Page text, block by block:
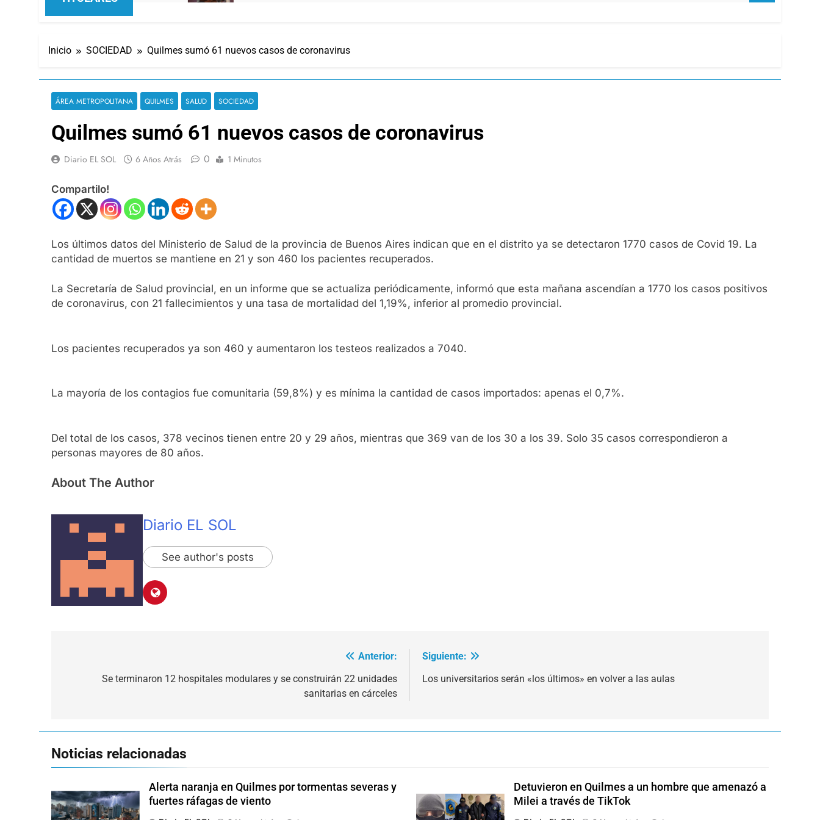
Inicio SOCIEDAD Quilmes sumó 61 nuevos casos de coronavirus
ÁREA METROPOLITANA QUILMES SALUD SOCIEDAD
Quilmes sumó 61 nuevos casos de coronavirus
Diario EL SOL 6 Años Atrás 0 1 Minutos
Compartilo!
Los últimos datos del Ministerio de Salud de la provincia de Buenos Aires indican que en el distrito ya se detectaron 1770 casos de Covid 19. La
cantidad de muertos se mantiene en 21 y son 460 los pacientes recuperados.
La Secretaría de Salud provincial, en un informe que se actualiza periódicamente, informó que esta mañana ascendían a 1770 los casos positivos
de coronavirus, con 21 fallecimientos y una tasa de mortalidad del 1,19%, inferior al promedio provincial.
Los pacientes recuperados ya son 460 y aumentaron los testeos realizados a 7040.
La mayoría de los contagios fue comunitaria (59,8%) y es mínima la cantidad de casos importados: apenas el 0,7%.
Del total de los casos, 378 vecinos tienen entre 20 y 29 años, mientras que 369 van de los 30 a los 39. Solo 35 casos correspondieron a
personas mayores de 80 años.
About The Author
Diario EL SOL
See author's posts
Anterior:
Se terminaron 12 hospitales modulares y se construirán 22 unidades
sanitarias en cárceles
Siguiente:
Los universitarios serán «los últimos» en volver a las aulas
Noticias relacionadas
Alerta naranja en Quilmes por tormentas severas y
fuertes ráfagas de viento
Detuvieron en Quilmes a un hombre que amenazó a
Milei a través de TikTok